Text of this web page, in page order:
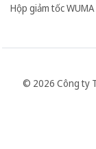
Hộp giảm tốc WUMA
© 2026 Công ty